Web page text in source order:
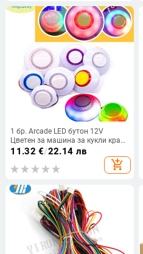
1 бр. Arcade LED бутон 12V
Цветен за машина за кукли кран
LED бутони 45 mm 60 mm 80 mm
11.32 €/22.14 лв
add_shopping_cart